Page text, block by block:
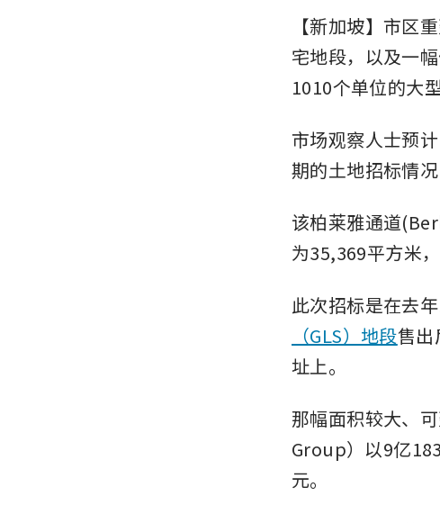
【新加坡】市区
宅地段，以及一
1010个单位的大
市场观察人士预
期的土地招标情
该柏莱雅通道
为35,369平方米
此次招标是在去
（GLS）地段售
址上。
那幅面积较大、
Group）以9亿
元。